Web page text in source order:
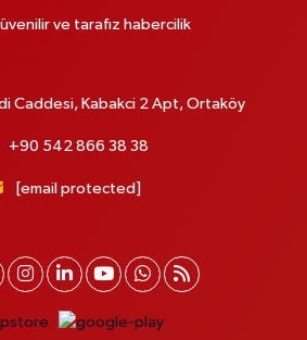
ve tarafız habercilik
Caddesi, Kabakci 2 Apt, Ortaköy
+90 542 866 38 38
[email protected]